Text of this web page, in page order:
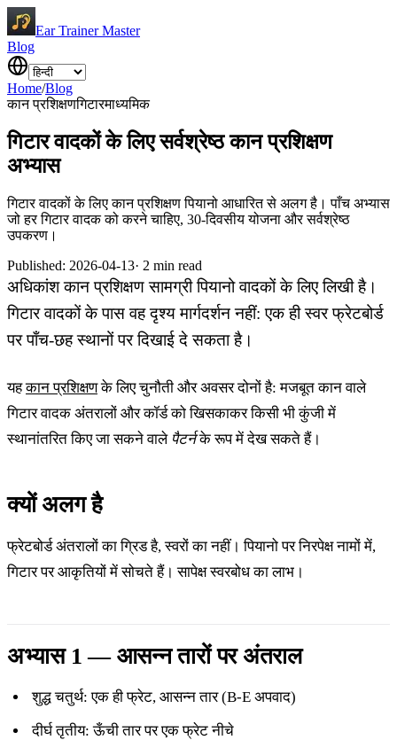
Ear Trainer Master
Blog
Home/Blog
कान प्रशिक्षणगिटारमाध्यमिक
गिटार वादकों के लिए सर्वश्रेष्ठ कान प्रशिक्षण
अभ्यास
गिटार वादकों के लिए कान प्रशिक्षण पियानो आधारित से अलग है। पाँच अभ्यास
जो हर गिटार वादक को करने चाहिए, 30-दिवसीय योजना और सर्वश्रेष्ठ
उपकरण।
Published: 2026-04-13· 2 min read
अधिकांश कान प्रशिक्षण सामग्री पियानो वादकों के लिए लिखी है।
गिटार वादकों के पास वह दृश्य मार्गदर्शन नहीं: एक ही स्वर फ्रेटबोर्ड
पर पाँच-छह स्थानों पर दिखाई दे सकता है।
यहकान प्रशिक्षणके लिए चुनौती और अवसर दोनों है: मजबूत कान वाले
गिटार वादक अंतरालों और कॉर्ड को खिसकाकर किसी भी कुंजी में
स्थानांतरित किए जा सकने वाले पैटर्नके रूप में देख सकते हैं।
क्यों अलग है
फ्रेटबोर्ड अंतरालों का ग्रिड है, स्वरों का नहीं। पियानो पर निरपेक्ष नामों में,
गिटार पर आकृतियों में सोचते हैं। सापेक्ष स्वरबोध का लाभ।
अभ्यास 1 — आसन्न तारों पर अंतराल
शुद्ध चतुर्थ: एक ही फ्रेट, आसन्न तार (B-E अपवाद)
दीर्घ तृतीय: ऊँची तार पर एक फ्रेट नीचे